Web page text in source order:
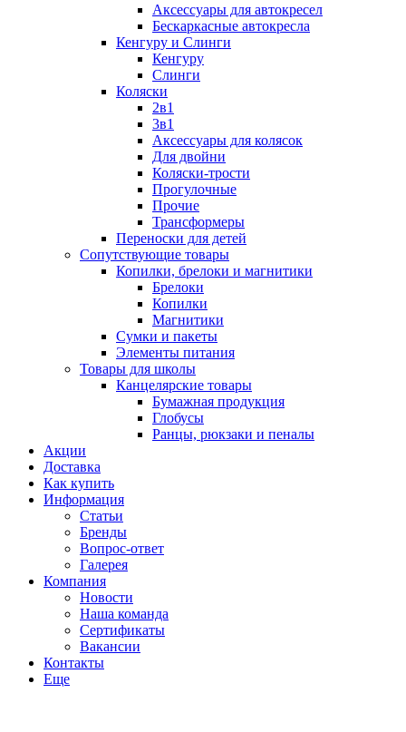
Аксессуары для автокресел
Бескаркасные автокресла
Кенгуру и Слинги
Кенгуру
Слинги
Коляски
2в1
3в1
Аксессуары для колясок
Для двойни
Коляски-трости
Прогулочные
Прочие
Трансформеры
Переноски для детей
Сопутствующие товары
Копилки, брелоки и магнитики
Брелоки
Копилки
Магнитики
Сумки и пакеты
Элементы питания
Товары для школы
Канцелярские товары
Бумажная продукция
Глобусы
Ранцы, рюкзаки и пеналы
Акции
Доставка
Как купить
Информация
Статьи
Бренды
Вопрос-ответ
Галерея
Компания
Новости
Наша команда
Сертификаты
Вакансии
Контакты
Еще